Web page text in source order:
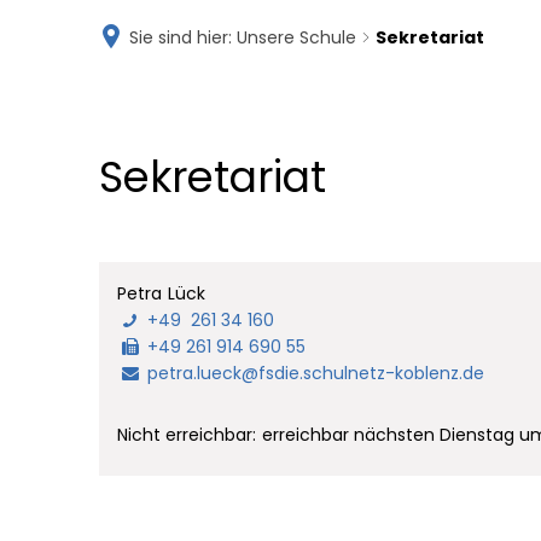
DIESTERWEG-
Sie sind hier: Unsere Schule Sekretariat
SekretariatSekretariat
Petra Lück
+49 261 34 160
+49 261 914 690 55
petra.lueck@fsdie.schulnetz-koblenz.de
Klicken, um weitere Erreichbarkeiten
Nicht erreichbar: erreichbar nächsten Dienstag